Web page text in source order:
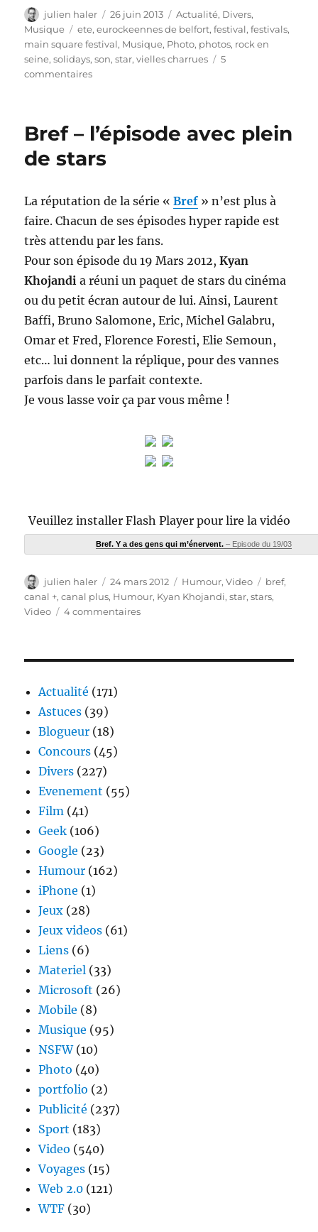
Auteur
julien haler
Publié
le
26 juin 2013 Catégories
Actualité, Divers,
Musique
Étiquettes
ete,eurockeennes de belfort,festival,festivals,
main square festival, Musique, Photo, photos, rock en
seine,solidays,son,star,vielles charrues
5
commentairessur
des
festivals
Bref – l’épisode avec plein
de stars
La réputation de la série «Bref » n’est plus à
faire. Chacun de ses épisodes hyper rapide est
très attendu par les fans.
Pour son épisode du 19 Mars 2012,Kyan
Khojandi a réuni un paquet de stars du cinéma
ou du petit écran autour de lui. Ainsi, Laurent
Baffi, Bruno Salomone, Eric, Michel Galabru,
Omar et Fred, Florence Foresti, Elie Semoun,
etc… lui donnent la réplique, pour des vannes
parfois dans le parfait contexte.
Je vous lasse voir ça par vous même !
Veuillez installer Flash Player pour lire la vidéo
Bref. Y a des gens qui m’énervent. – Episode du 19/03
Auteur
julien haler
Publié
le
24 mars 2012 Catégories
Humour,Video Étiquettes
bref,
canal +,canal plus, Humour, Kyan Khojandi,star,stars,
Video
4 commentairessur
Actualité (171)
Astuces (39)
Blogueur (18)
Concours (45)
Divers (227)
Evenement (55)
Film (41)
Geek (106)
Google (23)
Humour (162)
iPhone (1)
Jeux (28)
Jeux videos (61)
Liens (6)
Materiel (33)
Microsoft (26)
Mobile (8)
Musique (95)
NSFW(10)
Photo (40)
portfolio (2)
Publicité (237)
Sport (183)
Video (540)
Voyages (15)
Web 2.0 (121)
WTF (30)